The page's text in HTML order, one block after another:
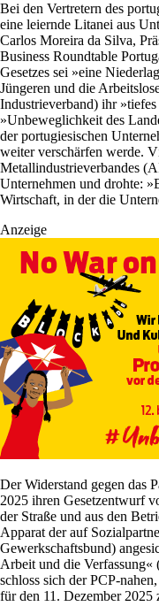
Bei den Vertretern des
eine leiernde Litanei aus
Carlos Moreira da Silva,
Business Roundtable
Gesetzes sei »eine
Jüngeren und die
Industrieverband) ihr
»Unbeweglichkeit des
der portugiesischen
weiter verschärfen werde.
Metallindustrieverbandes
Unternehmen und drohte:
Wirtschaft, in der die
Anzeige
Der Widerstand gegen das
2025 ihren Gesetzentwurf
der Straße und aus den
Apparat der auf
Gewerkschaftsbund)
Arbeit und die
schloss sich der PCP-
für den 11. Dezember 2025